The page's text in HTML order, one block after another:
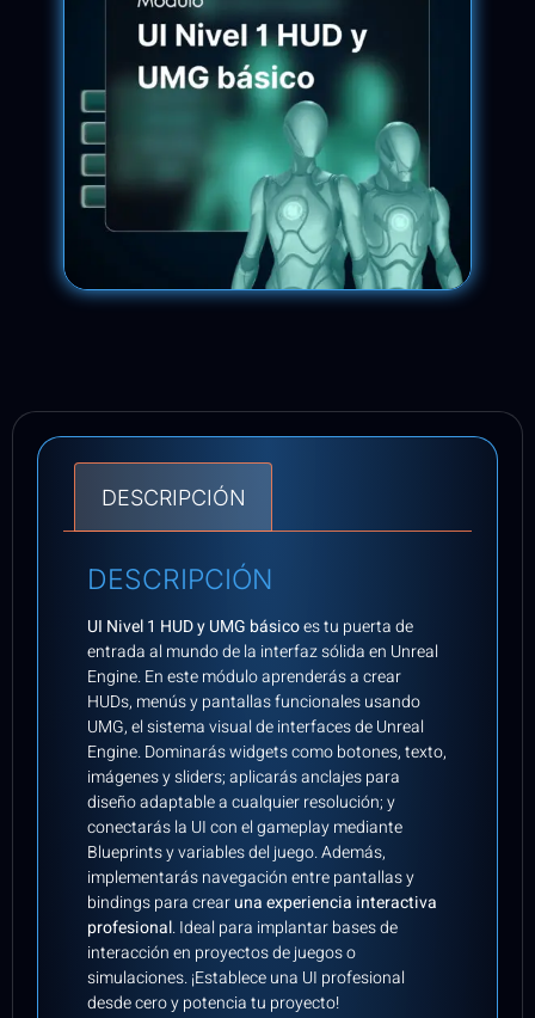
DESCRIPCIÓN
DESCRIPCIÓN
UI Nivel 1 HUD y UMG básicoes tu puerta de
entrada al mundo de la interfaz sólida en Unreal
Engine. En este módulo aprenderás a crear
HUDs, menús y pantallas funcionales usando
UMG, el sistema visual de interfaces de Unreal
Engine. Dominarás widgets como botones, texto,
imágenes y sliders; aplicarás anclajes para
diseño adaptable a cualquier resolución; y
conectarás la UI con el gameplay mediante
Blueprints y variables del juego. Además,
implementarás navegación entre pantallas y
bindings para crearuna experiencia interactiva
profesional. Ideal para implantar bases de
interacción en proyectos de juegos o
simulaciones. ¡Establece una UI profesional
desde cero y potencia tu proyecto!